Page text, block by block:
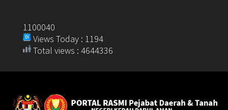
1100040
Views Today : 1194
Total views : 4644336